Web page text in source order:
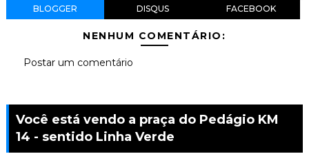
BLOGGER DISQUS FACEBOOK
NENHUM COMENTÁRIO:
Postar um comentário
Você está vendo a praça do Pedágio KM
14 - sentido Linha Verde